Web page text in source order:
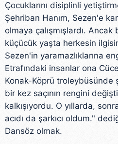
Çocuklarını disiplinli
Şehriban Hanım, Sezen'e
olmaya çalışmışlardı.
küçücük yaşta herkesin
Sezen'in yaramazlıklarına
Etrafındaki insanlar ona
Konak-Köprü troleybüsünde
bir kez saçının rengini
kalkışıyordu. O yıllarda,
acıdı da şarkıcı oldum."
Dansöz olmak.